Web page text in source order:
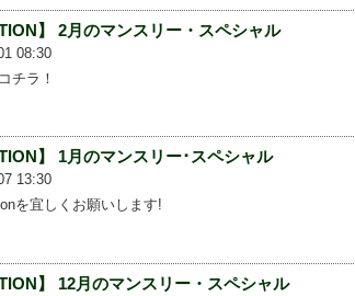
】 2月のマンスリー・スペシャル
08:30
チラ！
】 1月のマンスリー･スペシャル
13:30
を宜しくお願いします!
】 12月のマンスリー・スペシャル